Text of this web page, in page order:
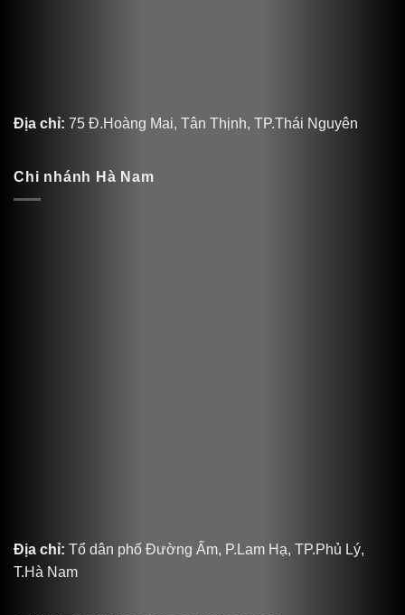
Địa chỉ: 75 Đ.Hoàng Mai, Tân Thịnh, TP.Thái Nguyên
Chi nhánh Hà Nam
Địa chỉ: Tổ dân phố Đường Ấm, P.Lam Hạ, TP.Phủ Lý,
T.Hà Nam